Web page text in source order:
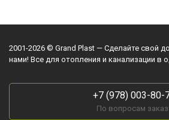
2001-2026 © Grand Plast — Сделайте свой
нами! Все для отопления и канализации в
+7 (978) 003-80-
По вопросам